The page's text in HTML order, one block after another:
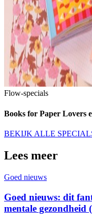
Flow-specials
Books for Paper Lovers
BEKIJK ALLE
Lees meer
Goed nieuws
Goed nieuws: dit
mentale